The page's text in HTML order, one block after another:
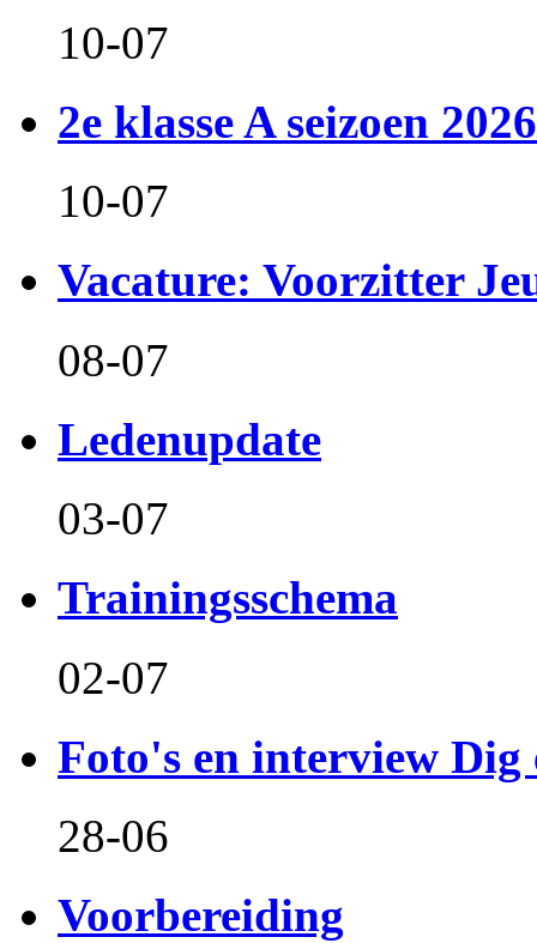
10-07
2e klasse A seizoen
10-07
Vacature: Voorzitter
08-07
Ledenupdate
03-07
Trainingsschema
02-07
Foto's en interview Dig
28-06
Voorbereiding